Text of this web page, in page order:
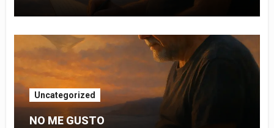
Uncategorized
NO ME GUSTO